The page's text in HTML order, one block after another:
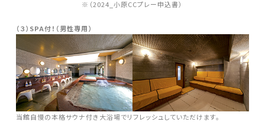
※（2024_小原CCプレー申込書）
（３）SPA付！（男性専用）
当館自慢の本格サウナ付き大浴場でリフレッシュしていただけます。